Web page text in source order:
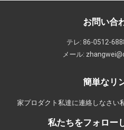
お問い合
テレ: 86-0512-
メール:
簡単なリ
家プロダクト私達に連絡しなさい
私たちをフォロー